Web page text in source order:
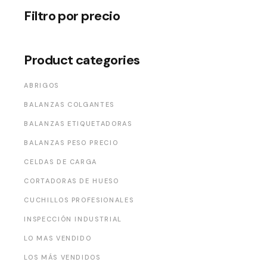
Filtro por precio
Product categories
ABRIGOS
BALANZAS COLGANTES
BALANZAS ETIQUETADORAS
BALANZAS PESO PRECIO
CELDAS DE CARGA
CORTADORAS DE HUESO
CUCHILLOS PROFESIONALES
INSPECCIÓN INDUSTRIAL
LO MAS VENDIDO
LOS MÁS VENDIDOS